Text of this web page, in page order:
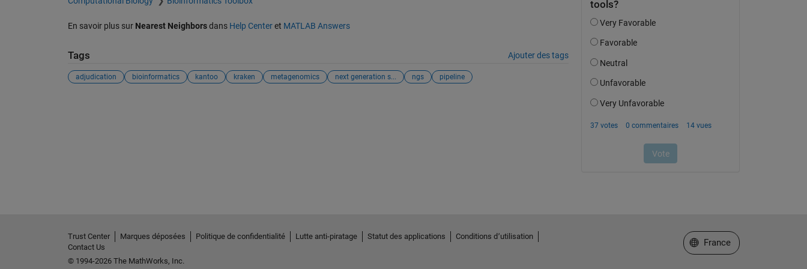
En savoir plus sur Nearest Neighborsdans Help Centeret MATLAB Answers
Tags Ajouter des tags
adjudication bioinformatics kantoo kraken metagenomics next generation s... ngs pipeline
Trust Center Marques déposées Politique de confidentialité Lutte anti-piratage Statut des applications
Conditions d՚utilisation
Contact Us
© 1994-2026 The MathWorks, Inc.
Sélectionner un site web
France